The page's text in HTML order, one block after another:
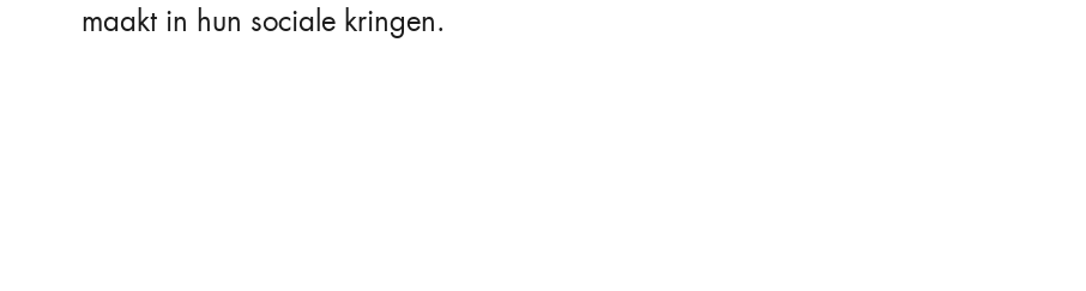
maakt in hun sociale kringen.